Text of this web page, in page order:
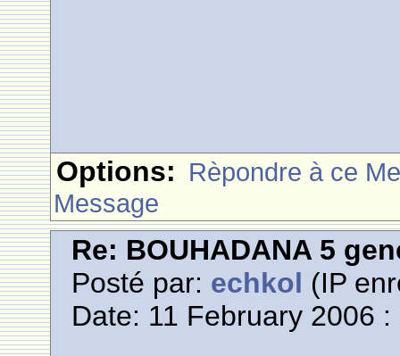
Options: Rèpondre à ce
Message
Re: BOUHADANA 5
Posté par: echkol (IP
Date: 11 February 2006 :